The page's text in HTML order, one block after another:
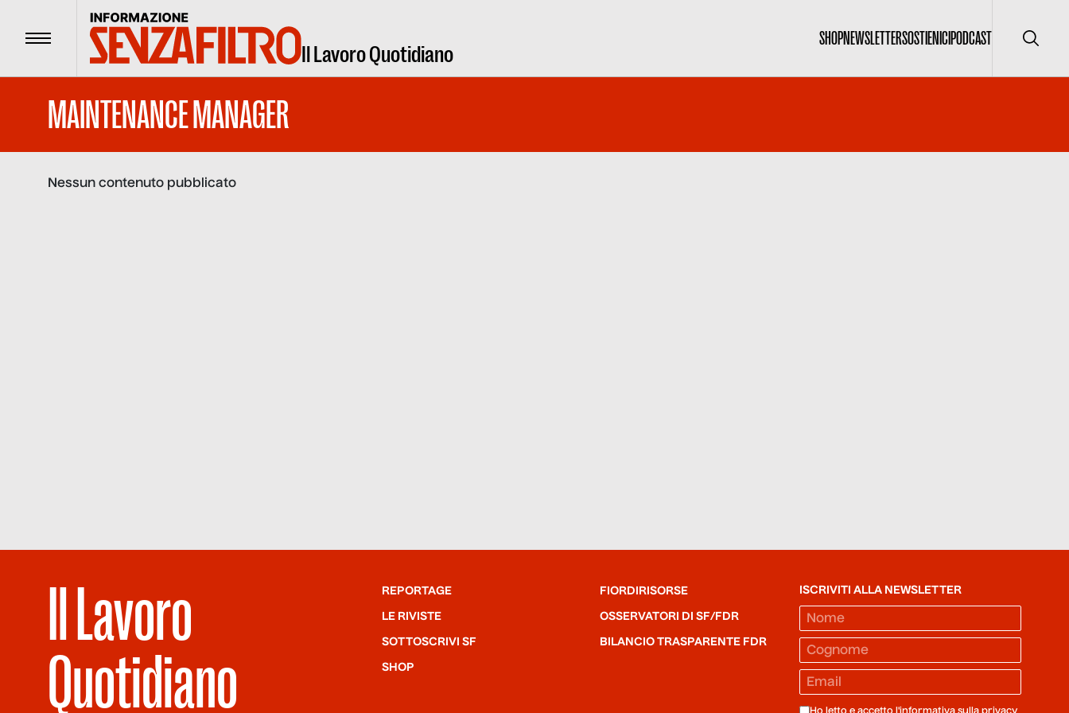
Menu Il Lavoro Quotidiano
SHOPNEWSLETTERSOSTIENICIPODCAST Cerca
MAINTENANCE MANAGER
Nessun contenuto pubblicato
Il Lavoro
Quotidiano
REPORTAGE
LE RIVISTE
SOTTOSCRIVI SF
SHOP
FIORDIRISORSE
OSSERVATORI DI SF/FDR
BILANCIO TRASPARENTE FDR
ISCRIVITI ALLA NEWSLETTER